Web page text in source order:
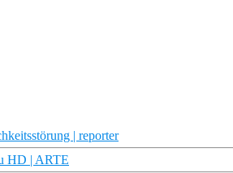
| reporter
HD | ARTE